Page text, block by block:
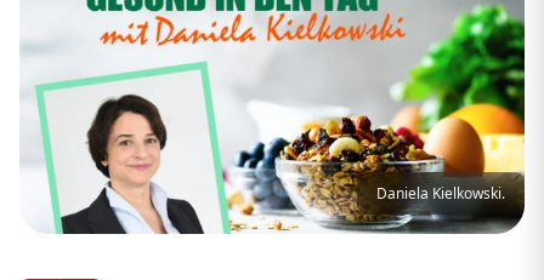
Daniela Kielkowski.